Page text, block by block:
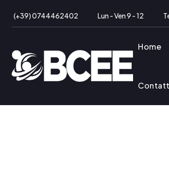
(+39) 0744462402 Lun - Ven 9 - 12
Home